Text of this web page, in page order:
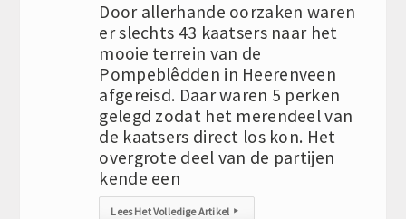
Door allerhande oorzaken waren
er slechts 43 kaatsers naar het
mooie terrein van de
Pompeblêdden in Heerenveen
afgereisd. Daar waren 5 perken
gelegd zodat het merendeel van
de kaatsers direct los kon. Het
overgrote deel van de partijen
kende een
Lees Het Volledige Artikel ▸